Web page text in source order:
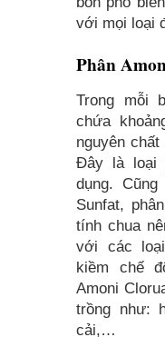
với mọi loại
Phân
Trong mỗi
chứa
nguyên
Đây là loại
dụng.
Sunfat,
tính chua
với các
kiềm chế
Amoni
trồng như:
cải,…